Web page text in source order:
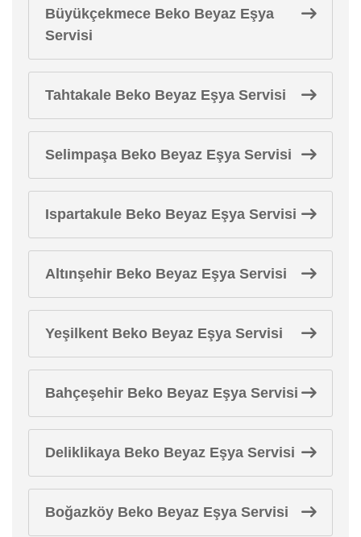
Büyükçekmece Beko Beyaz Eşya
Servisi
Tahtakale Beko Beyaz Eşya Servisi
Selimpaşa Beko Beyaz Eşya Servisi
Ispartakule Beko Beyaz Eşya Servisi
Altınşehir Beko Beyaz Eşya Servisi
Yeşilkent Beko Beyaz Eşya Servisi
Bahçeşehir Beko Beyaz Eşya Servisi
Deliklikaya Beko Beyaz Eşya Servisi
Boğazköy Beko Beyaz Eşya Servisi